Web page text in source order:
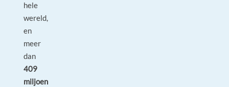
hele
wereld,
en
meer
dan
409
miljoen